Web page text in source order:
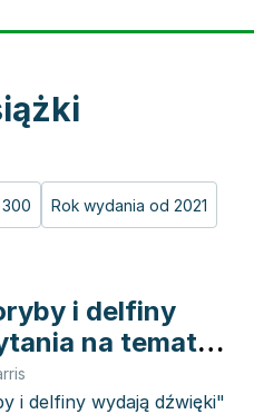
Rok wydania od 2021
i delfiny
na temat
i delfiny wydają dźwięki"